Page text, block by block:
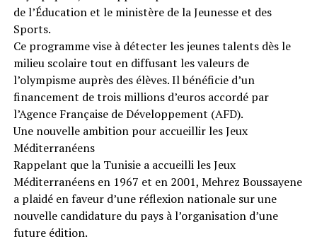
de l’Éducation et le ministère de la Jeunesse et des
Sports.
Ce programme vise à détecter les jeunes talents dès le
milieu scolaire tout en diffusant les valeurs de
l’olympisme auprès des élèves. Il bénéficie d’un
financement de trois millions d’euros accordé par
l’Agence Française de Développement (AFD).
Une nouvelle ambition pour accueillir les Jeux
Méditerranéens
Rappelant que la Tunisie a accueilli les Jeux
Méditerranéens en 1967 et en 2001, Mehrez Boussayene
a plaidé en faveur d’une réflexion nationale sur une
nouvelle candidature du pays à l’organisation d’une
future édition.